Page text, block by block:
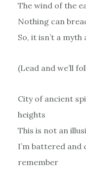
The wind of the
Nothing can
So, it isn’t a
(Lead and we’ll
City of ancient
heights
This is not an
I’m battered and
remember